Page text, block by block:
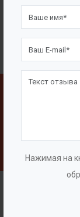
Нажимая на